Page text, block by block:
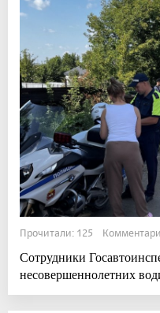
Прочитали: 125
Сотрудники
несовершеннолетних